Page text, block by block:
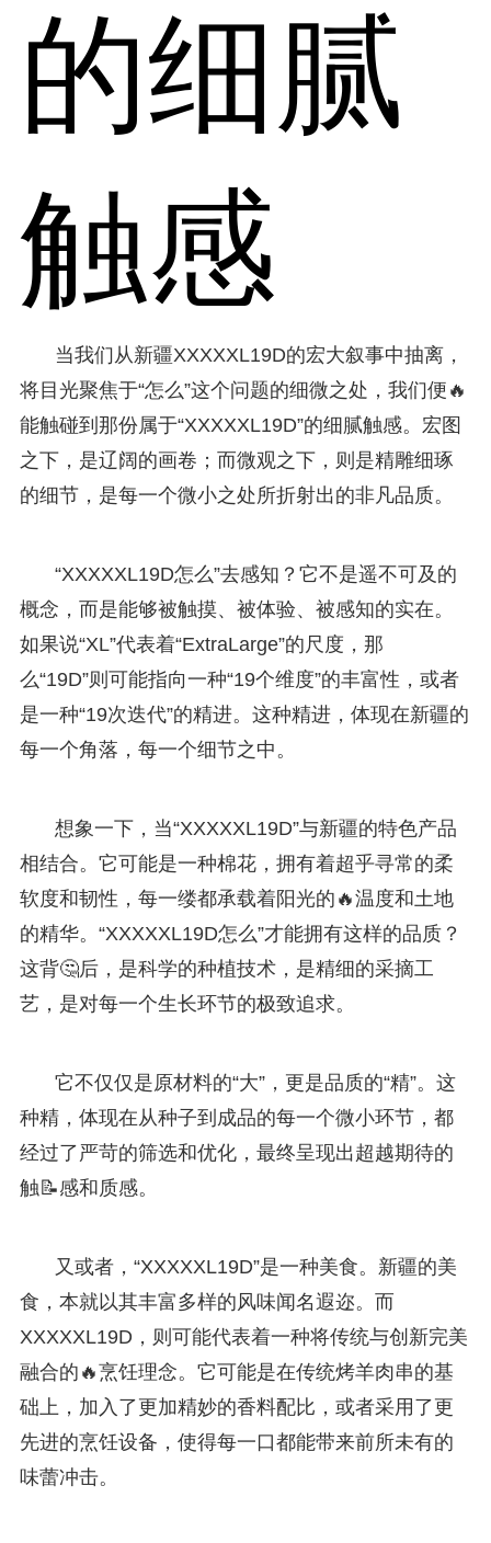
的细腻
触感
当我们从新疆XXXXXL19D的宏大叙事中抽离，
将目光聚焦于“怎么”这个问题的细微之处，我们便🔥
能触碰到那份属于“XXXXXL19D”的细腻触感。宏图
之下，是辽阔的画卷；而微观之下，则是精雕细琢
的细节，是每一个微小之处所折射出的非凡品质。
“XXXXXL19D怎么”去感知？它不是遥不可及的
概念，而是能够被触摸、被体验、被感知的实在。
如果说“XL”代表着“ExtraLarge”的尺度，那
么“19D”则可能指向一种“19个维度”的丰富性，或者
是一种“19次迭代”的精进。这种精进，体现在新疆的
每一个角落，每一个细节之中。
想象一下，当“XXXXXL19D”与新疆的特色产品
相结合。它可能是一种棉花，拥有着超乎寻常的柔
软度和韧性，每一缕都承载着阳光的🔥温度和土地
的精华。“XXXXXL19D怎么”才能拥有这样的品质？
这背🤔后，是科学的种植技术，是精细的采摘工
艺，是对每一个生长环节的极致追求。
它不仅仅是原材料的“大”，更是品质的“精”。这
种精，体现在从种子到成品的每一个微小环节，都
经过了严苛的筛选和优化，最终呈现出超越期待的
触📝感和质感。
又或者，“XXXXXL19D”是一种美食。新疆的美
食，本就以其丰富多样的风味闻名遐迩。而
XXXXXL19D，则可能代表着一种将传统与创新完美
融合的🔥烹饪理念。它可能是在传统烤羊肉串的基
础上，加入了更加精妙的香料配比，或者采用了更
先进的烹饪设备，使得每一口都能带来前所未有的
味蕾冲击。